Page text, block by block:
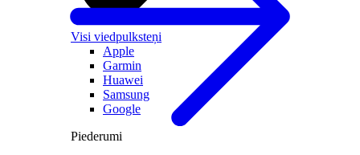
Visi viedpulksteņi
Apple
Garmin
Huawei
Samsung
Google
Piederumi